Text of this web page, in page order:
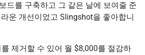
드를 구축하고 그 같은 날에 보여줄 준
운 개선이었고 Slingshot을 좋아합니
제거할 수 있어 월 $8,000를 절감하